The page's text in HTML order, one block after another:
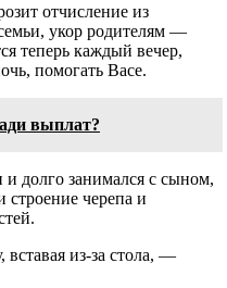
отчисление из
укор родителям —
теперь каждый вечер,
помогать Васе.
выплат?
долго занимался с сыном,
строение черепа и
из-за стола, —